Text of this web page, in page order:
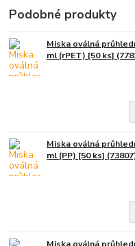
Podobné produkty
Miska oválná
ml (rPET) [50 ks]
Miska oválná
ml (PP) [50 ks]
Miska oválná